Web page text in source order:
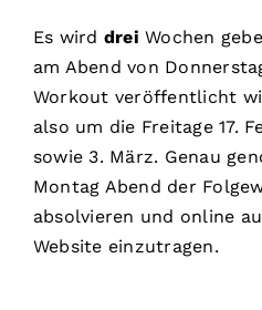
Es wird drei Wochen
am Abend von
Workout veröffentlicht
also um die Freitage 17.
sowie 3. März. Genau
Montag Abend der
absolvieren und online
Website einzutragen.